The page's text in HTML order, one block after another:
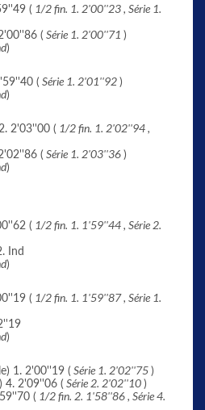
( 1/2 fin. 1. 2'00''23 , Série 1.
( Série 1. 2'00''71 )
)
( Série 1. 2'01''92)
)
2'03''00 ( 1/2 fin. 1. 2'02''94 ,
( Série 1. 2'03''36)
)
( 1/2 fin. 1. 1'59''44 , Série 2.
Ind
)
( 1/2 fin. 1. 1'59''87 , Série 1.
)
1. 2'00''19 ( Série 1. 2'02''75)
4. 2'09''06 ( Série 2. 2'02''10)
( 1/2 fin. 2. 1'58''86 , Série 4.